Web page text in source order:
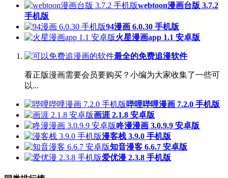
webtoon漫画台版 3.7.2
手机版
94漫画 6.0.30 手机版
火星漫画app 1.1 安卓版
最全的免费追漫软件
看正版漫画需要会员要购买？小编为大家收集了一些可
以...
哔哩哔哩漫画 7.2.0 手机版
画涯 2.1.8 安卓版
咚漫漫画 3.0.9.9 安卓版
漫客栈 3.9.0 手机版
知音漫客 6.6.7 安卓版
爱优漫 2.3.8 手机版